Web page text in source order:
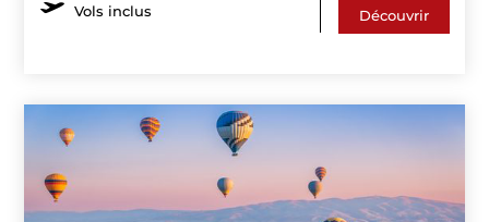
Vols inclus
Découvrir